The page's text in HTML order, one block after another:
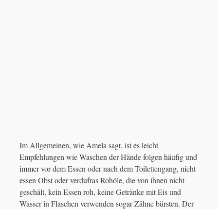
Im Allgemeinen, wie Amela sagt, ist es leicht
Empfehlungen wie Waschen der Hände folgen häufig und
immer vor dem Essen oder nach dem Toilettengang, nicht
essen Obst oder verdufras Rohöle, die von ihnen nicht
geschält, kein Essen roh, keine Getränke mit Eis und
Wasser in Flaschen verwenden sogar Zähne bürsten. Der